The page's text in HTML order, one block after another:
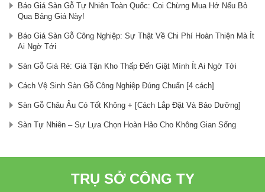
Báo Giá Sàn Gỗ Tự Nhiên Toàn Quốc: Coi Chừng Mua Hớ Nếu Bỏ
Qua Bảng Giá Này!
Báo Giá Sàn Gỗ Công Nghiệp: Sự Thật Về Chi Phí Hoàn Thiện Mà Ít
Ai Ngờ Tới
Sàn Gỗ Giá Rẻ: Giá Tận Kho Thấp Đến Giật Mình Ít Ai Ngờ Tới
Cách Vệ Sinh Sàn Gỗ Công Nghiệp Đúng Chuẩn [4 cách]
Sàn Gỗ Châu Âu Có Tốt Không + [Cách Lắp Đặt Và Bảo Dưỡng]
Sàn Tự Nhiên – Sự Lựa Chọn Hoàn Hảo Cho Không Gian Sống
TRỤ SỞ CÔNG TY